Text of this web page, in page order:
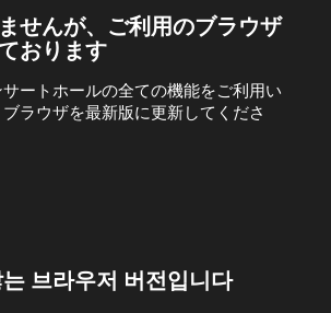
せんが、ご利用のブラウザ
おります
ートホールの全ての機能をご利用い
ラウザを最新版に更新してくださ
브라우저 버전입니다